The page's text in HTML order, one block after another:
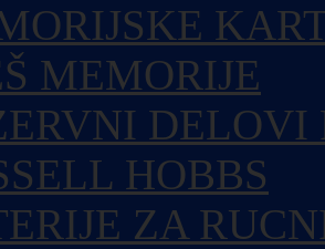
MEMORIJE
DELOVI
HOBBS
ZA